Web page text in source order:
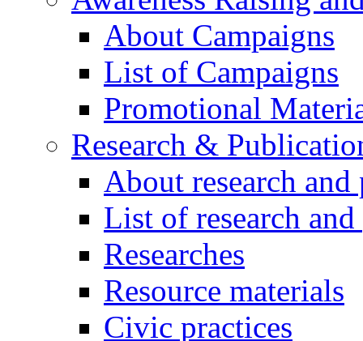
About Campaigns
List of Campaigns
Promotional
Research &
About research
List of research
Researches
Resource materials
Civic practices